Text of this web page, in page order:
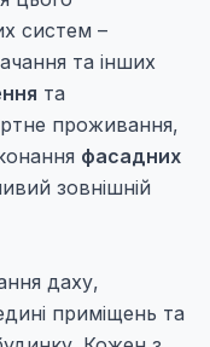
систем –
та інших
та
проживання,
фасадних
зовнішній
даху,
приміщень та